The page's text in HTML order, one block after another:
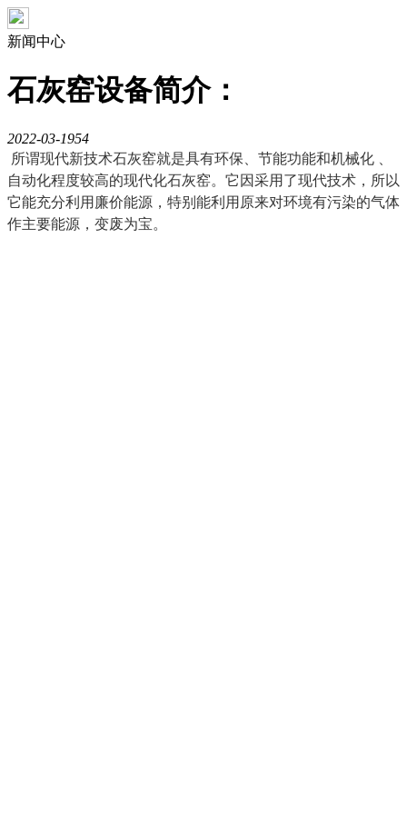
新闻中心
石灰窑设备简介：
2022-03-1954
所谓现代新技术石灰窑就是具有环保、节能功能和机械化 、
自动化程度较高的现代化石灰窑。它因采用了现代技术，所以
它能充分利用廉价能源，特别能利用原来对环境有污染的气体
作主要能源，变废为宝。